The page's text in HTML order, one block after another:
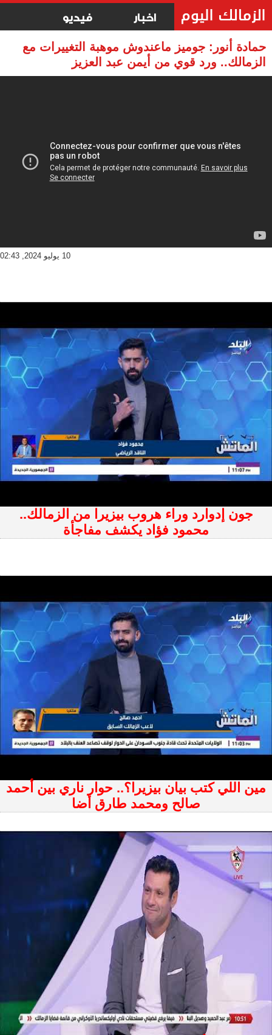
اخبار فيديو
حمادة أنور: جوميز ماعندوش موهبة التغييرات مع
الزمالك.. ورد قوي من أيمن عبد العزيز
10 يوليو 2024, 02:43
جون إدوارد وراء هروب بيزيرا من الزمالك..
محمود فؤاد يكشف مفاجأة
مين اللي كتب بيان بيزيرا؟.. حوار ناري بين أحمد
صالح ومحمد طارق أضا